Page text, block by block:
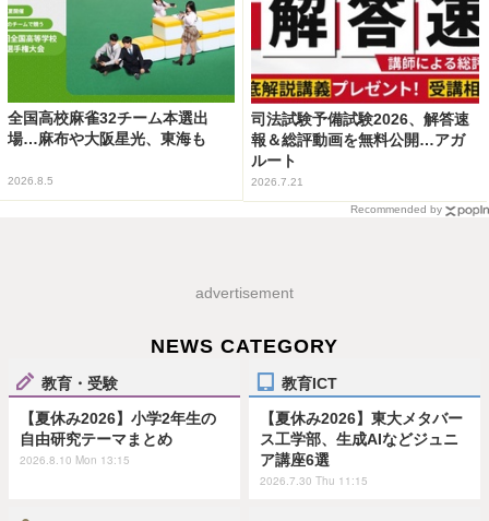
全国高校麻雀32チーム本選出
場…麻布や大阪星光、東海も
2026.8.5
司法試験予備試験2026、解答速
報＆総評動画を無料公開…アガ
ルート
2026.7.21
Recommended by
advertisement
NEWS CATEGORY
教育・受験
【夏休み2026】小学2年生の
自由研究テーマまとめ
2026.8.10 Mon 13:15
教育ICT
【夏休み2026】東大メタバー
ス工学部、生成AIなどジュニ
ア講座6選
2026.7.30 Thu 11:15